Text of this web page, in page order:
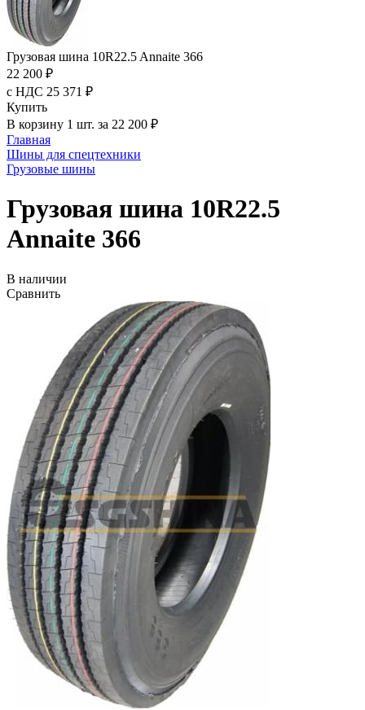
Грузовая шина 10R22.5 Annaite 366
22 200 ₽
с НДС 25 371 ₽
Купить
В корзину 1 шт. за 22 200 ₽
Главная
Шины для спецтехники
Грузовые шины
Грузовая шина 10R22.5
Annaite 366
В наличии
Сравнить